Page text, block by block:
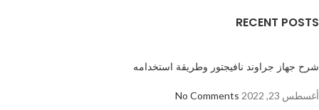
RECENT POSTS
شرح جهاز جراوند نافيجتور وطريقة استخدامه
أغسطس 23, 2022 No Comments